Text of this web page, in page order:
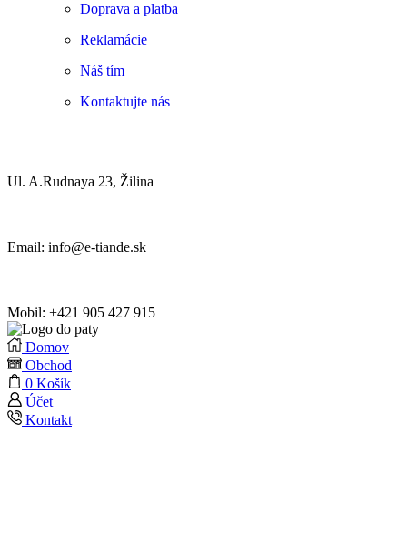
Doprava a platba
Reklamácie
Náš tím
Kontaktujte nás
Ul. A.Rudnaya 23, Žilina
Email: info@e-tiande.sk
Mobil: +421 905 427 915
Domov
Obchod
0 Košík
Účet
Kontakt